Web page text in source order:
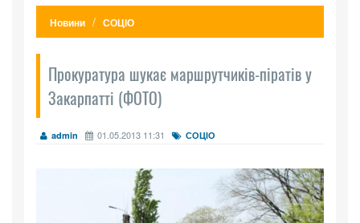
Новини СОЦІО
Прокуратура шукає маршрутчиків-піратів у
Закарпатті (ФОТО)
admin 01.05.2013 11:31 СОЦІО